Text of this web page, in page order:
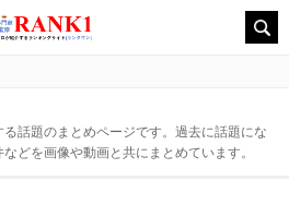
話題のまとめページです。過去に話題にな
どを画像や動画と共にまとめています。